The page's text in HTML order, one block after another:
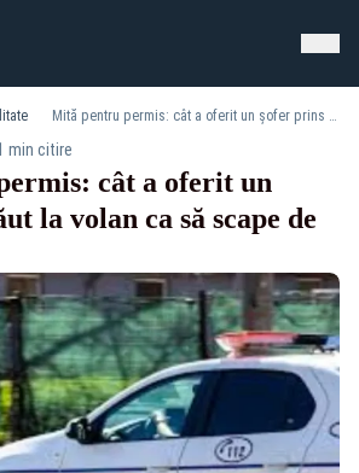
Mită pentru permis: cât a oferit un șofer prins băut la volan ca să scape de sancțiune
min citire
cât a oferit un
la volan ca să scape de